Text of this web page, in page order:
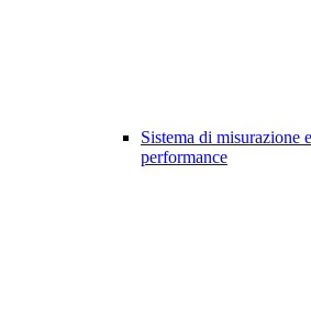
Sistema di misurazione
performance